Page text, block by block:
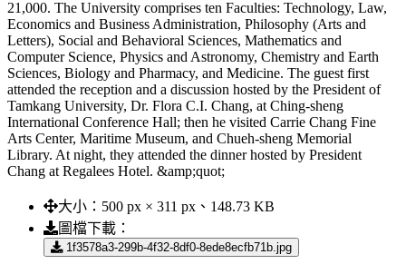
21,000. The University comprises ten Faculties: Technology, Law,
Economics and Business Administration, Philosophy (Arts and
Letters), Social and Behavioral Sciences, Mathematics and
Computer Science, Physics and Astronomy, Chemistry and Earth
Sciences, Biology and Pharmacy, and Medicine. The guest first
attended the reception and a discussion hosted by the President of
Tamkang University, Dr. Flora C.I. Chang, at Ching-sheng
International Conference Hall; then he visited Carrie Chang Fine
Arts Center, Maritime Museum, and Chueh-sheng Memorial
Library. At night, they attended the dinner hosted by President
Chang at Regalees Hotel. &amp;quot;
大小： 500 px × 311 px、148.73 KB
圖檔下載：
1f3578a3-299b-4f32-8df0-8ede8ecfb71b.jpg